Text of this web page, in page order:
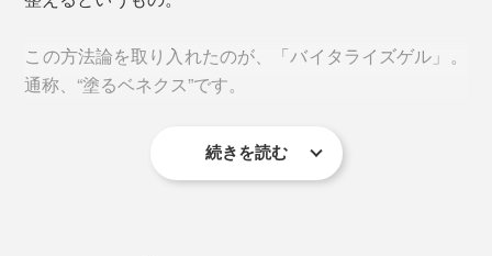
この方法論を取り入れたのが、「バイタライズゲル」。
通称、“塗るベネクス”です。
休養学に基づきレシピを設計。皮膚、嗅覚、浸透（角質
続きを読む